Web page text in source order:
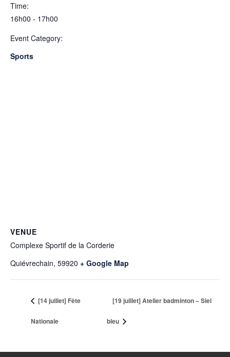
Time:
16h00 - 17h00
Event Category:
Sports
VENUE
Complexe Sportif de la Corderie
Quiévrechain, 59920 + Google Map
[14 juillet] Fête
Nationale
[19 juillet] Atelier badminton – Siel
bleu